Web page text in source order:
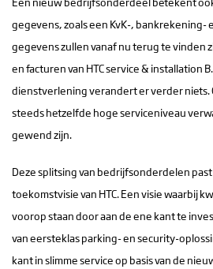
gegevens, zoals een KvK-, bankrekening-
gegevens zullen vanaf nu terug te vinden
en facturen van HTC service & installation
dienstverlening verandert er verder niets.
steeds hetzelfde hoge serviceniveau
gewend zijn.
Deze splitsing van bedrijfsonderdelen
toekomstvisie van HTC. Een visie waarbij
voorop staan door aan de ene kant te
van eersteklas parking- en security-
kant in slimme service op basis van de